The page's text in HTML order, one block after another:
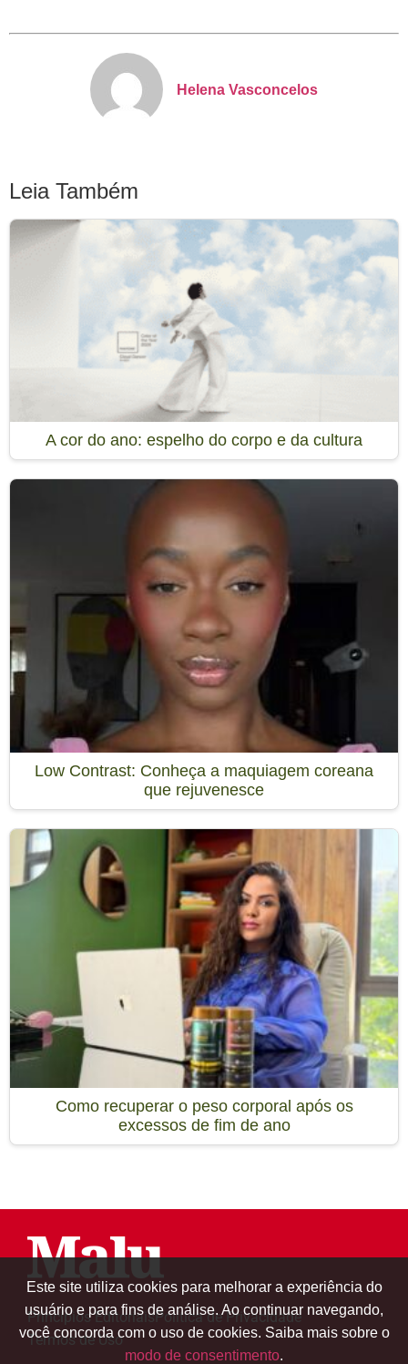
Helena Vasconcelos
Leia Também
A cor do ano: espelho do corpo e da cultura
Low Contrast: Conheça a maquiagem coreana
que rejuvenesce
Como recuperar o peso corporal após os
excessos de fim de ano
Princípios EditoriaisPolítica de Privacidade
Termos de Uso
Este site utiliza cookies para melhorar a experiência do
usuário e para fins de análise. Ao continuar navegando,
você concorda com o uso de cookies. Saiba mais sobre o
modo de consentimento.